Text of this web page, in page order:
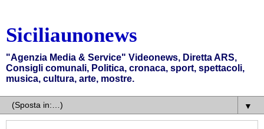
Siciliaunonews
"Agenzia Media & Service" Videonews, Diretta ARS,
Consigli comunali, Politica, cronaca, sport, spettacoli,
musica, cultura, arte, mostre.
▼